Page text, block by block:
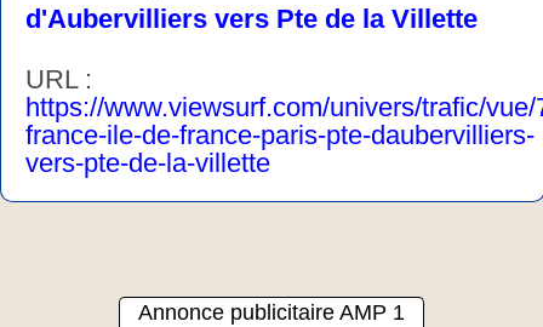
d'Aubervilliers vers Pte de la Villette
URL :
https://www.viewsurf.com/univers/trafic/vue/
france-ile-de-france-paris-pte-daubervilliers-
vers-pte-de-la-villette
Annonce publicitaire AMP 1